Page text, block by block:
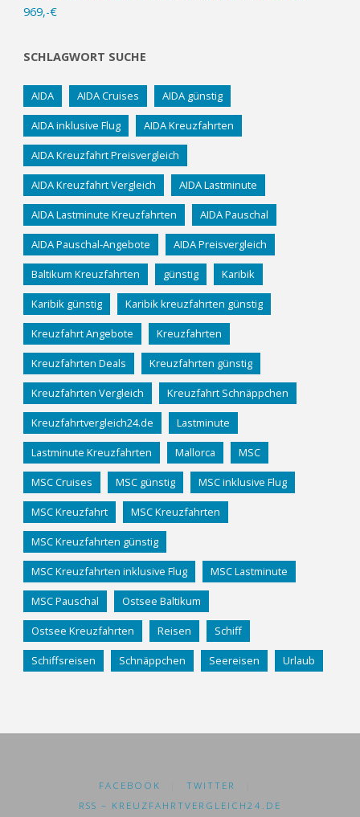
969,-€
SCHLAGWORT SUCHE
AIDA AIDA Cruises AIDA günstig
AIDA inklusive Flug AIDA Kreuzfahrten
AIDA Kreuzfahrt Preisvergleich
AIDA Kreuzfahrt Vergleich AIDA Lastminute
AIDA Lastminute Kreuzfahrten AIDA Pauschal
AIDA Pauschal-Angebote AIDA Preisvergleich
Baltikum Kreuzfahrten günstig Karibik
Karibik günstig Karibik kreuzfahrten günstig
Kreuzfahrt Angebote Kreuzfahrten
Kreuzfahrten Deals Kreuzfahrten günstig
Kreuzfahrten Vergleich Kreuzfahrt Schnäppchen
Kreuzfahrtvergleich24.de Lastminute
Lastminute Kreuzfahrten Mallorca MSC
MSC Cruises MSC günstig MSC inklusive Flug
MSC Kreuzfahrt MSC Kreuzfahrten
MSC Kreuzfahrten günstig
MSC Kreuzfahrten inklusive Flug MSC Lastminute
MSC Pauschal Ostsee Baltikum
Ostsee Kreuzfahrten Reisen Schiff
Schiffsreisen Schnäppchen Seereisen Urlaub
FACEBOOK TWITTER
RSS – KREUZFAHRTVERGLEICH24.DE